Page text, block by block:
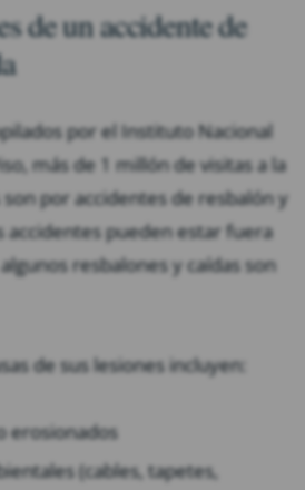
de un accidente de
por el Instituto Nacional
más de 1 millón de visitas a la
por accidentes de resbalón y
accidentes pueden estar fuera
resbalones y caídas son
de sus lesiones incluyen:
erosionados
(cables, tapetes,